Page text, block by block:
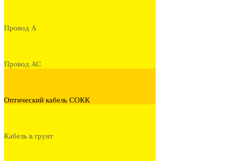
Провод А
Провод АС
Оптический кабель СОКК
Кабель в грунт